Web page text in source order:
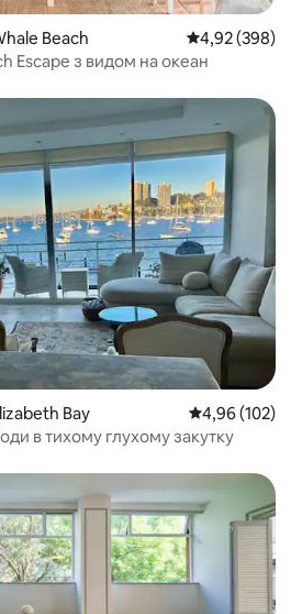
Beach Середня
4,92 (398)
Escape з видом на океан
Bay Середня
4,96 (102)
в тихому глухому закутку